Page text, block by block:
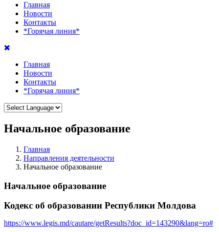
Главная
Новости
Контакты
*Горячая линия*
Главная
Новости
Контакты
*Горячая линия*
Начальное образование
Главная
Направления деятельности
Начальное образование
Начальное образование
Кодекс об образовании Республики Молдова
https://www.legis.md/cautare/getResults?doc_id=143290&lang=ro#